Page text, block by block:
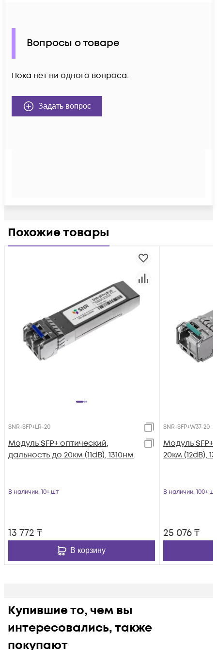
Вопросы о товаре
Пока нет ни одного вопроса.
Задать вопрос
Похожие товары
SNR-SFP+LR-20
Модуль SFP+ оптический,
дальность до 20км (11dB), 1310нм
В наличии: 10+ шт
13 772 ₸
В корзину
SNR-SFP+W37-20
Модуль SFP+
20км (12dB),
В наличии: 100+ шт
25 076₸
Купившие то, чем вы
интересовались, также
покупают